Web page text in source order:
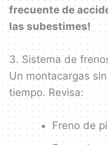
frecuente de
las subestimes!
3. Sistema de
Un montacargas
tiempo. Revisa:
Freno de